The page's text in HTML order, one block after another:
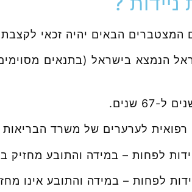
הבאים יהיה זכאי לקצבת
הנמצא בישראל (בתנאים